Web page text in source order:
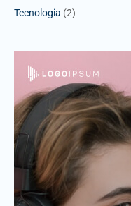
Tecnologia (2)